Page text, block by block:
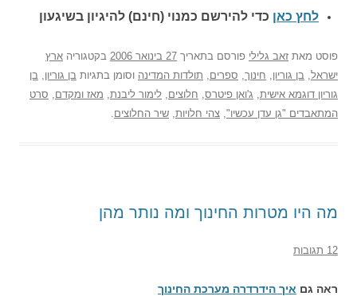
לחץ כאן כדי להירשם כמנוי (חינם) להיגיון בשיגעון
פוסט מאת זאב גלילי פורסם בתאריך 27 בינואר 2006 בקטגוריה ארץ
ישראל, בן גוריון, חינוך, ספרים, תולדות המדינה וסומן בתגיות בן גוריון, בן
גוריון דוגמא אישית, ג'ואן פיטרס, חלוצים, לימור ליבנת, מאז ומקדם, סרט
המתאבדים "גן עדן עכשיו", צהי חלויות, שיר החלוצים.
מה היו מטרות החינוך ומה נותר מהן
12 תגובות
ראה גם איך הידרדרה מערכת החינוך